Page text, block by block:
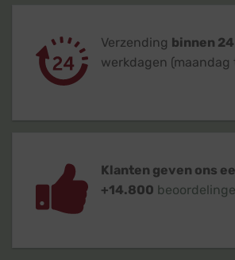
Verzending binnen
werkdagen
Klanten geven ons
+14.800